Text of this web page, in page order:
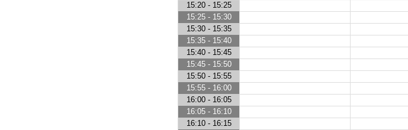
15:20 - 15:25
15:25 - 15:30
15:30 - 15:35
15:35 - 15:40
15:40 - 15:45
15:45 - 15:50
15:50 - 15:55
15:55 - 16:00
16:00 - 16:05
16:05 - 16:10
16:10 - 16:15